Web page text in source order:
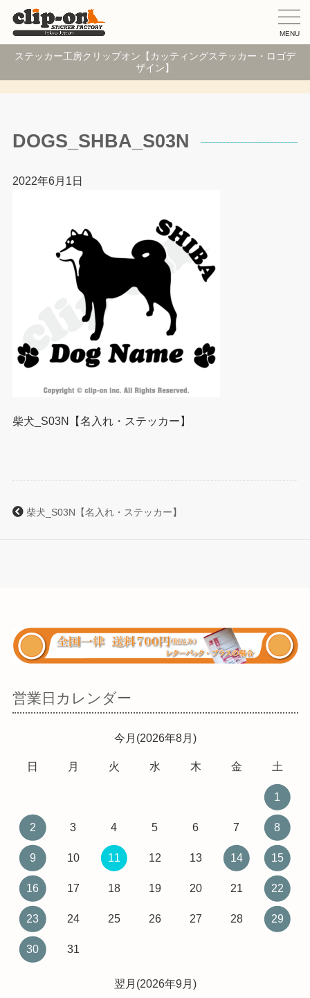
MENU
ステッカー工房クリップオン【カッティングステッカー・ロゴデ
ザイン】
DOGS_SHBA_S03N
2022年6月1日
柴犬_S03N【名入れ・ステッカー】
柴犬_S03N【名入れ・ステッカー】
営業日カレンダー
今月(2026年8月)
日 月 火 水 木 金 土
1
2 3 4 5 6 7 8
9 10 11 12 13 14 15
16 17 18 19 20 21 22
23 24 25 26 27 28 29
30 31
翌月(2026年9月)